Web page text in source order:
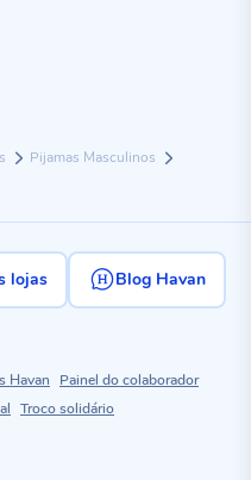
Pijamas Masculinos
lojas Blog Havan
Havan
Painel do colaborador
Troco solidário